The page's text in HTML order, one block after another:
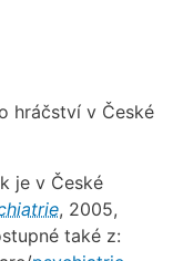
hráčství v České
je v České
, 2005,
také z: